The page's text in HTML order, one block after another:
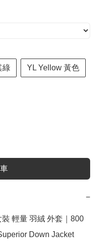
綠 YL Yellow 黃色
−
輕量 羽絨 外套｜800
Down Jacket